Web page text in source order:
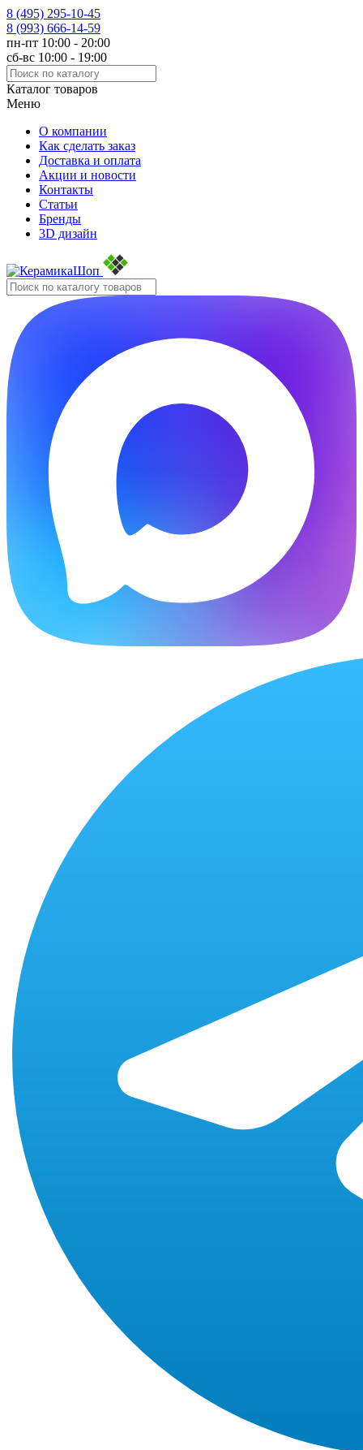
8 (495) 295-10-45
8 (993) 666-14-59
пн-пт 10:00 - 20:00
сб-вс 10:00 - 19:00
Каталог товаров
Меню
О компании
Как сделать заказ
Доставка и оплата
Акции и новости
Контакты
Статьи
Бренды
3D дизайн